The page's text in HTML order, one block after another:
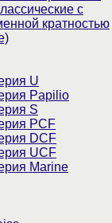
с
кратностью
U
Papilio
S
PCF
DCF
UCF
Marine